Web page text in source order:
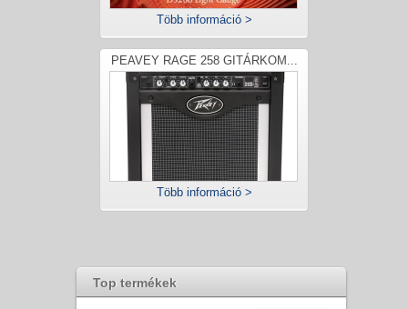
Több információ >
PEAVEY RAGE 258 GITÁRKOM...
Több információ >
Top termékek